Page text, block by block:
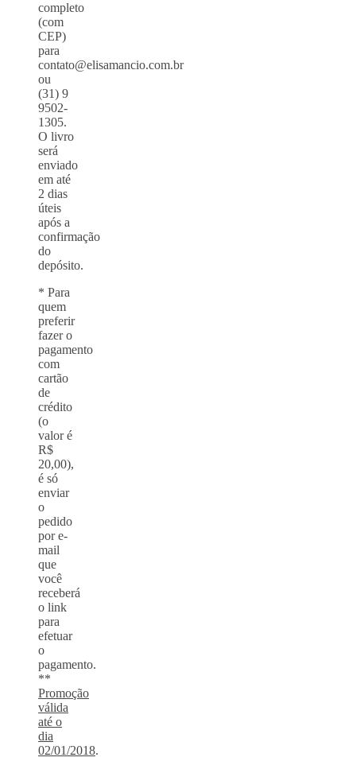
completo
(com
CEP)
para
contato@elisamancio.com.br
ou
(31) 9
9502-
1305.
O livro
será
enviado
em até
2 dias
úteis
após a
confirmação
do
depósito.
* Para
quem
preferir
fazer o
pagamento
com
cartão
de
crédito
(o
valor é
R$
20,00),
é só
enviar
o
pedido
por e-
mail
que
você
receberá
o link
para
efetuar
o
pagamento.
**
Promoção
válida
até o
dia
02/01/2018.